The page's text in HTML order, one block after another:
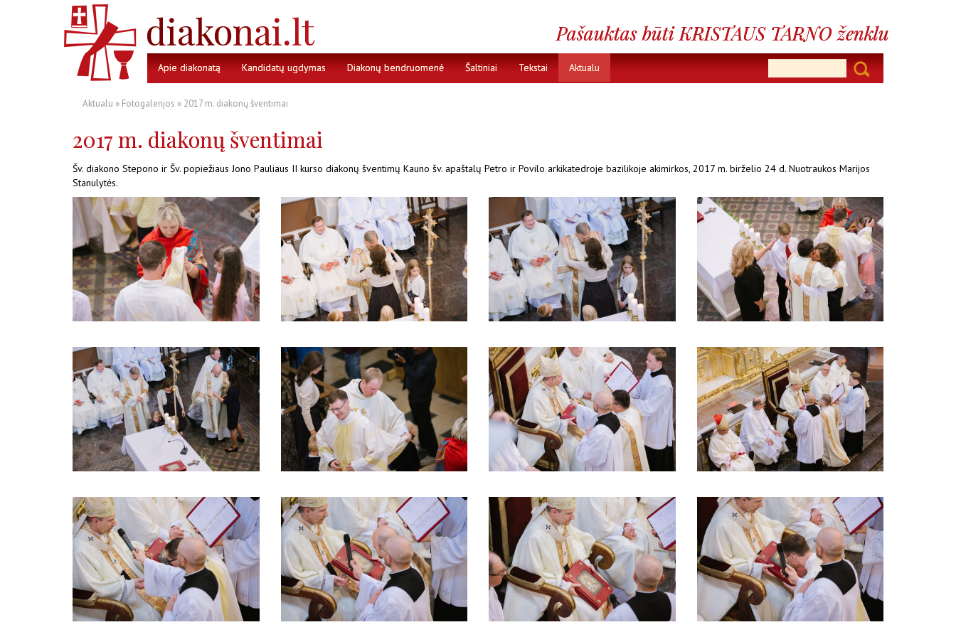
Apie diakonatą Kandidatų ugdymas Diakonų bendruomenė Šaltiniai Tekstai Aktualu
Aktualu » Fotogalerijos » 2017 m. diakonų šventimai
2017 m. diakonų šventimai
Šv. diakono Stepono ir Šv. popiežiaus Jono Pauliaus II kurso diakonų šventimų Kauno šv. apaštalų Petro ir Povilo arkikatedroje bazilikoje akimirkos, 2017 m. birželio 24 d. Nuotraukos Marijos
Stanulytės.